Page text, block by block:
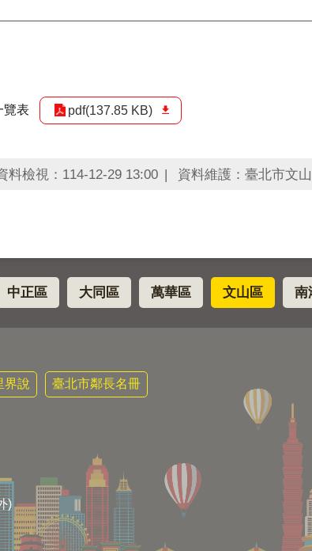
覽表 pdf(137.85 KB)
料檢視：114-12-29 13:00 資料維護：臺北市文
中正區 大同區 萬華區 文山區 南
界說 臺北市鄰長名冊
)